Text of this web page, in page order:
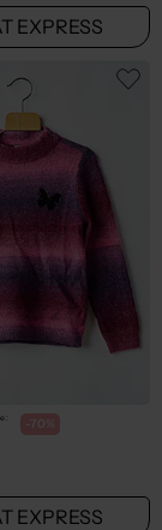
EXPRESS
: -70%
EXPRESS